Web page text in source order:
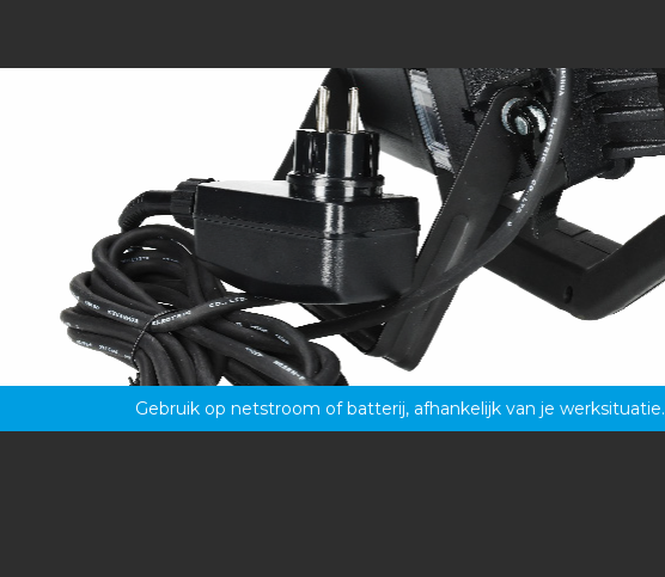
Gebruik op netstroom of batterij, afhankelijk van je werksituatie.